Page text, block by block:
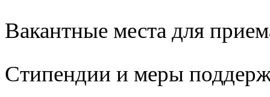
Вакантные места для
Стипендии и меры